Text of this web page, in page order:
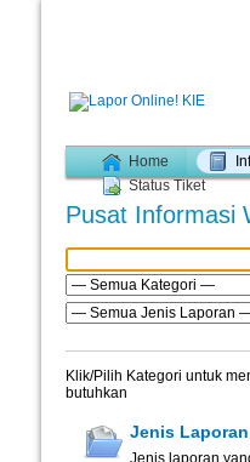
Home
Status Tiket
Pusat Informasi
Klik/Pilih Kategori untuk
butuhkan
Jenis Laporan
Jenis laporan